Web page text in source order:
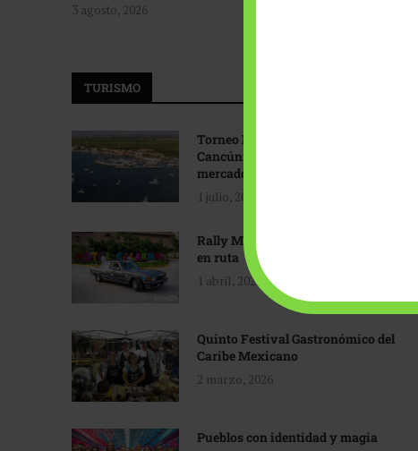
3 agosto, 2026
TURISMO
Torneo Internacional de Pesca
Cancún: Navegando hacia nuevos
mercados
1 julio, 2026
Rally Maya: Herencia automotriz
en ruta
1 abril, 2026
Quinto Festival Gastronómico del
Caribe Mexicano
2 marzo, 2026
Pueblos con identidad y magia